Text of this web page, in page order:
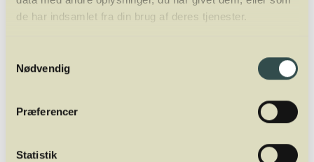
de har indsamlet fra din brug af deres tjenester.
Nødvendig
Præferencer
Statistik
vinimportør, så wine writer og nu fuldtids
Uddannelse. Oveni er han director for